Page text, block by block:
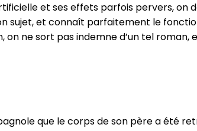
et ses effets parfois pervers, on
sujet, et connaît parfaitement le
on ne sort pas indemne d’un tel
que le corps de son père a été